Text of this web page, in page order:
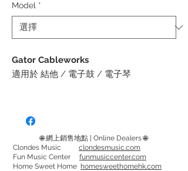
Model *
Gator Cableworks
適用於 結他 / 電子鼓 / 電子琴
產品，採用性能最佳、電容最低的導體，
耐用的設計，並以 TORI Color ID 環為亮
點，以便在使用多組導線時輕鬆識別
🌐 網上銷售地點 | Online Dealers 🌐
Clondes Music clondesmusic.com
Fun Music Center funmusiccenter.com
Home Sweet Home homesweethomehk.com